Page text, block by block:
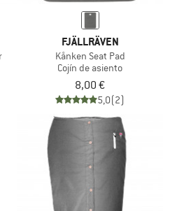
FJÄLLRÄVEN
Kånken Seat Pad
Cojín de asiento
8,00 €
5,0(2)